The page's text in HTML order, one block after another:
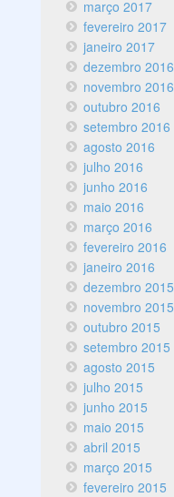
março 2017
fevereiro 2017
janeiro 2017
dezembro 2016
novembro 2016
outubro 2016
setembro 2016
agosto 2016
julho 2016
junho 2016
maio 2016
março 2016
fevereiro 2016
janeiro 2016
dezembro 2015
novembro 2015
outubro 2015
setembro 2015
agosto 2015
julho 2015
junho 2015
maio 2015
abril 2015
março 2015
fevereiro 2015